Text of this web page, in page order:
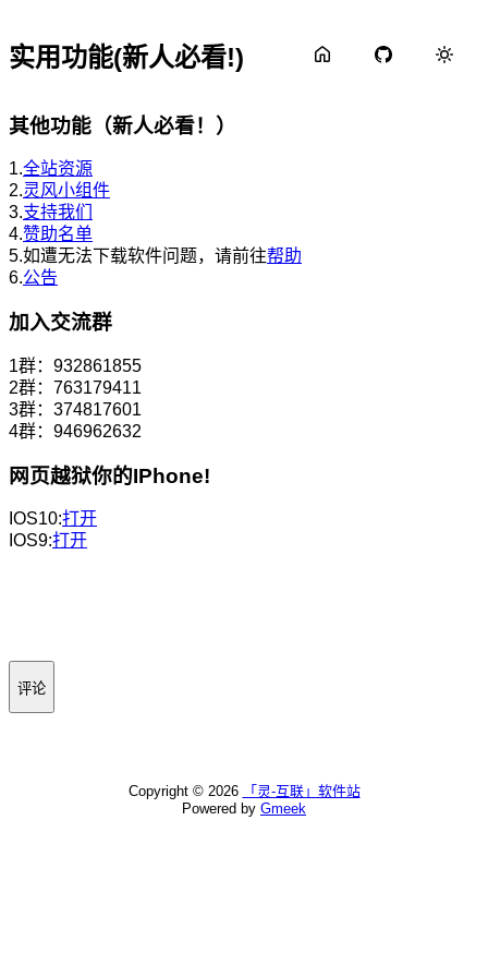
实用功能(新人必看!)
其他功能（新人必看！）
1.全站资源
2.灵风小组件
3.支持我们
4.赞助名单
5.如遭无法下载软件问题，请前往帮助
6.公告
加入交流群
1群：932861855
2群：763179411
3群：374817601
4群：946962632
网页越狱你的IPhone!
IOS10:打开
IOS9:打开
评论
Copyright © 2026
「灵-互联」软件站
Powered by Gmeek